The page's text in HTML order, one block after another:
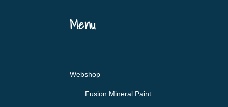
Menu
Webshop
Fusion Mineral Paint